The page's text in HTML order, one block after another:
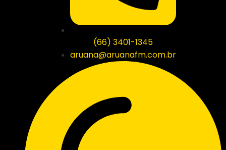
(66) 3401-1345
aruana@aruanafm.com.br